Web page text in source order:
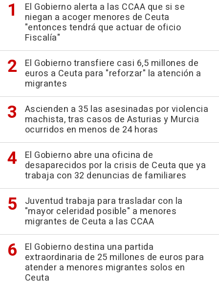
El Gobierno alerta a las CCAA que si se
niegan a acoger menores de Ceuta
"entonces tendrá que actuar de oficio
Fiscalía"
El Gobierno transfiere casi 6,5 millones de
euros a Ceuta para "reforzar" la atención a
migrantes
Ascienden a 35 las asesinadas por violencia
machista, tras casos de Asturias y Murcia
ocurridos en menos de 24 horas
El Gobierno abre una oficina de
desaparecidos por la crisis de Ceuta que ya
trabaja con 32 denuncias de familiares
Juventud trabaja para trasladar con la
"mayor celeridad posible" a menores
migrantes de Ceuta a las CCAA
El Gobierno destina una partida
extraordinaria de 25 millones de euros para
atender a menores migrantes solos en
Ceuta